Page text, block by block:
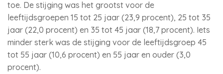
toe. De stijging was het grootst voor de
leeftijdsgroepen 15 tot 25 jaar (23,9 procent), 25 tot 35
jaar (22,0 procent) en 35 tot 45 jaar (18,7 procent). Iets
minder sterk was de stijging voor de leeftijdsgroep 45
tot 55 jaar (10,6 procent) en 55 jaar en ouder (3,0
procent).